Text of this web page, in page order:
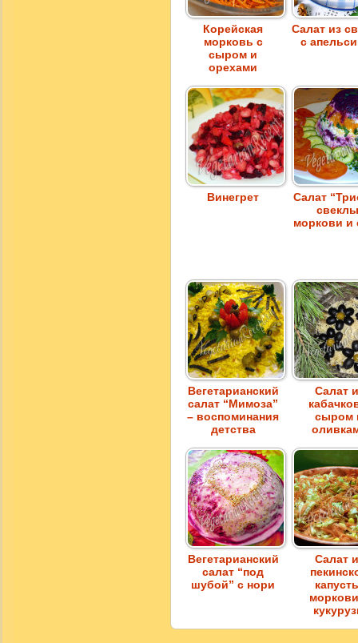
Корейская
морковь с
сыром и
орехами
Салат из
с
Винегрет
Салат
моркови и
Вегетарианский
салат “Мимоза”
– воспоминания
детства
Салат
сыром
Вегетарианский
салат “под
шубой” с нори
Салат